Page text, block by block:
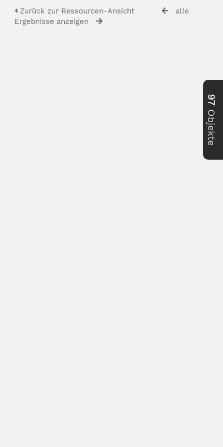
Zurück zur Ressourcen-Ansicht
alle
Ergebnisse anzeigen
97
Objekte